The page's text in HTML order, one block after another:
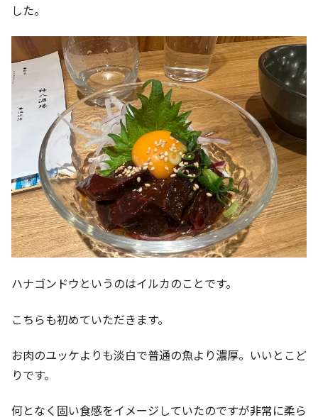
した。
ハナゴンドウというのはイルカのことです。
こちらも初めていただきます。
お肉のユッケよりも淡白で普通の魚より濃厚。いいとこど
りです。
何となく固い食感をイメージしていたのですが非常に柔ら